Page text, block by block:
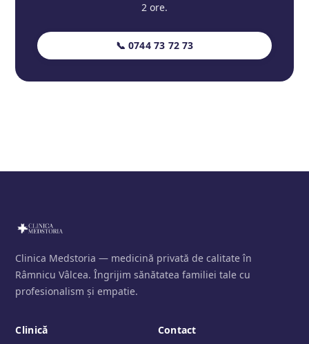
2 ore.
📞 0744 73 72 73
Clinica Medstoria — medicină privată de calitate în
Râmnicu Vâlcea. Îngrijim sănătatea familiei tale cu
profesionalism și empatie.
Clinică Contact